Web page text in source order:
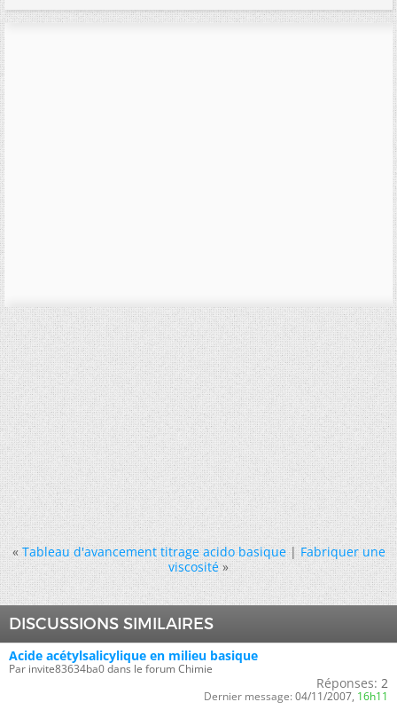
« Tableau d'avancement titrage acido basique|Fabriquer une
viscosité »
DISCUSSIONS SIMILAIRES
Acide acétylsalicylique en milieu basique
Par invite83634ba0 dans le forum Chimie
Réponses: 2
Dernier message: 04/11/2007, 16h11